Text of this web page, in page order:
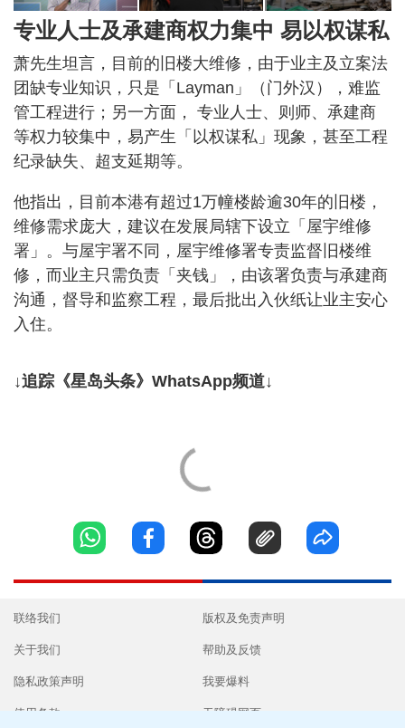
专业人士及承建商权力集中 易以权谋私
萧先生坦言，目前的旧楼大维修，由于业主及立案法
团缺专业知识，只是「Layman」（门外汉），难监
管工程进行；另一方面， 专业人士、则师、承建商
等权力较集中，易产生「以权谋私」现象，甚至工程
纪录缺失、超支延期等。
他指出，目前本港有超过1万幢楼龄逾30年的旧楼，
维修需求庞大，建议在发展局辖下设立「屋宇维修
署」。与屋宇署不同，屋宇维修署专责监督旧楼维
修，而业主只需负责「夹钱」，由该署负责与承建商
沟通，督导和监察工程，最后批出入伙纸让业主安心
入住。
↓追踪《星岛头条》WhatsApp频道↓
联络我们
关于我们
隐私政策声明
使用条款
版权及免责声明
帮助及反馈
我要爆料
无障碍网页